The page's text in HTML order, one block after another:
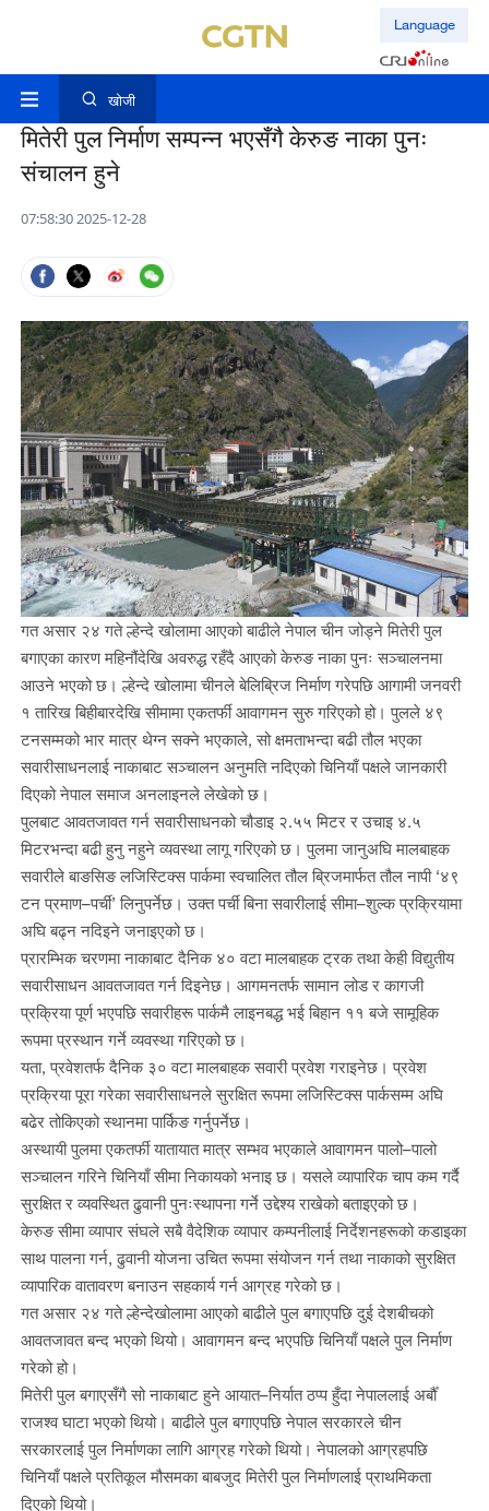
Language
खोजी
मितेरी पुल निर्माण सम्पन्न भएसँगै केरुङ नाका पुनः
संचालन हुने
07:58:30 2025-12-28
गत असार २४ गते ल्हेन्दे खोलामा आएको बाढीले नेपाल चीन जोड्ने मितेरी पुल
बगाएका कारण महिनौंदेखि अवरुद्ध रहँदै आएको केरुङ नाका पुनः सञ्चालनमा
आउने भएको छ। ल्हेन्दे खोलामा चीनले बेलिब्रिज निर्माण गरेपछि आगामी जनवरी
१ तारिख बिहीबारदेखि सीमामा एकतर्फी आवागमन सुरु गरिएको हो। पुलले ४९
टनसम्मको भार मात्र थेग्न सक्ने भएकाले, सो क्षमताभन्दा बढी तौल भएका
सवारीसाधनलाई नाकाबाट सञ्चालन अनुमति नदिएको चिनियाँ पक्षले जानकारी
दिएको नेपाल समाज अनलाइनले लेखेको छ।
पुलबाट आवतजावत गर्न सवारीसाधनको चौडाइ २.५५ मिटर र उचाइ ४.५
मिटरभन्दा बढी हुनु नहुने व्यवस्था लागू गरिएको छ। पुलमा जानुअघि मालबाहक
सवारीले बाङसिङ लजिस्टिक्स पार्कमा स्वचालित तौल ब्रिजमार्फत तौल नापी ‘४९
टन प्रमाण–पर्ची’ लिनुपर्नेछ। उक्त पर्ची बिना सवारीलाई सीमा–शुल्क प्रक्रियामा
अघि बढ्न नदिइने जनाइएको छ।
प्रारम्भिक चरणमा नाकाबाट दैनिक ४० वटा मालबाहक ट्रक तथा केही विद्युतीय
सवारीसाधन आवतजावत गर्न दिइनेछ। आगमनतर्फ सामान लोड र कागजी
प्रक्रिया पूर्ण भएपछि सवारीहरू पार्कमै लाइनबद्ध भई बिहान ११ बजे सामूहिक
रूपमा प्रस्थान गर्ने व्यवस्था गरिएको छ।
यता, प्रवेशतर्फ दैनिक ३० वटा मालबाहक सवारी प्रवेश गराइनेछ। प्रवेश
प्रक्रिया पूरा गरेका सवारीसाधनले सुरक्षित रूपमा लजिस्टिक्स पार्कसम्म अघि
बढेर तोकिएको स्थानमा पार्किङ गर्नुपर्नेछ।
अस्थायी पुलमा एकतर्फी यातायात मात्र सम्भव भएकाले आवागमन पालो–पालो
सञ्चालन गरिने चिनियाँ सीमा निकायको भनाइ छ। यसले व्यापारिक चाप कम गर्दै
सुरक्षित र व्यवस्थित ढुवानी पुनःस्थापना गर्ने उद्देश्य राखेको बताइएको छ।
केरुङ सीमा व्यापार संघले सबै वैदेशिक व्यापार कम्पनीलाई निर्देशनहरूको कडाइका
साथ पालना गर्न, ढुवानी योजना उचित रूपमा संयोजन गर्न तथा नाकाको सुरक्षित
व्यापारिक वातावरण बनाउन सहकार्य गर्न आग्रह गरेको छ।
गत असार २४ गते ल्हेन्देखोलामा आएको बाढीले पुल बगाएपछि दुई देशबीचको
आवतजावत बन्द भएको थियो। आवागमन बन्द भएपछि चिनियाँ पक्षले पुल निर्माण
गरेको हो।
मितेरी पुल बगाएसँगै सो नाकाबाट हुने आयात–निर्यात ठप्प हुँदा नेपाललाई अर्बौँ
राजश्व घाटा भएको थियो। बाढीले पुल बगाएपछि नेपाल सरकारले चीन
सरकारलाई पुल निर्माणका लागि आग्रह गरेको थियो। नेपालको आग्रहपछि
चिनियाँ पक्षले प्रतिकूल मौसमका बाबजुद मितेरी पुल निर्माणलाई प्राथमिकता
दिएको थियो।